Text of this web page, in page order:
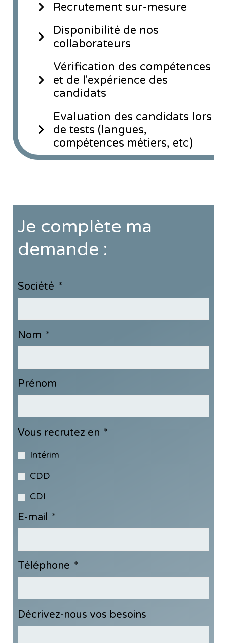
Recrutement sur-mesure
Disponibilité de nos
collaborateurs
Vérification des compétences
et de l'expérience des
candidats
Evaluation des candidats lors
de tests (langues,
compétences métiers, etc)
Je complète ma
demande :
Société *
Nom *
Prénom
Vous recrutez en *
Intérim
CDD
CDI
E-mail *
Téléphone *
Décrivez-nous vos besoins